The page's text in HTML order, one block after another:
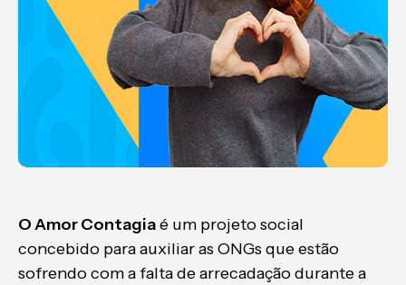
O Amor Contagiaé um projeto social
concebido para auxiliar as ONGs que estão
sofrendo com a falta de arrecadação durante a